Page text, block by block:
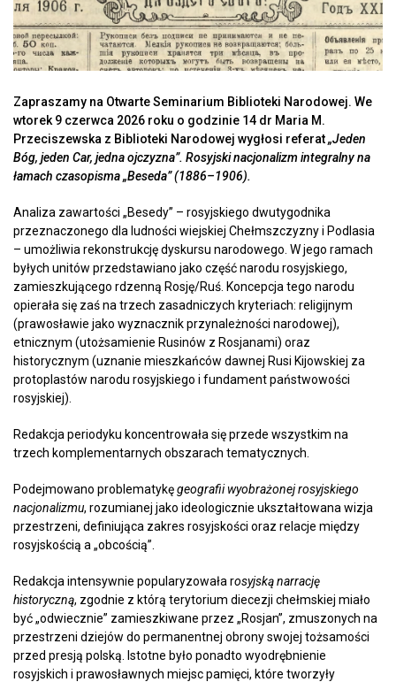
Zapraszamy na Otwarte Seminarium Biblioteki Narodowej. We
wtorek 9 czerwca 2026 roku o godzinie 14 dr Maria M.
Przeciszewska z Biblioteki Narodowej wygłosi referat„Jeden
Bóg, jeden Car, jedna ojczyzna”. Rosyjski nacjonalizm integralny na
łamach czasopisma „Beseda” (1886–1906).
Analiza zawartości „Besedy” – rosyjskiego dwutygodnika
przeznaczonego dla ludności wiejskiej Chełmszczyzny i Podlasia
– umożliwia rekonstrukcję dyskursu narodowego. W jego ramach
byłych unitów przedstawiano jako część narodu rosyjskiego,
zamieszkującego rdzenną Rosję/Ruś. Koncepcja tego narodu
opierała się zaś na trzech zasadniczych kryteriach: religijnym
(prawosławie jako wyznacznik przynależności narodowej),
etnicznym (utożsamienie Rusinów z Rosjanami) oraz
historycznym (uznanie mieszkańców dawnej Rusi Kijowskiej za
protoplastów narodu rosyjskiego i fundament państwowości
rosyjskiej).
Redakcja periodyku koncentrowała się przede wszystkim na
trzech komplementarnych obszarach tematycznych.
Podejmowano problematykęgeografii wyobrażonej rosyjskiego
nacjonalizmu, rozumianej jako ideologicznie ukształtowana wizja
przestrzeni, definiująca zakres rosyjskości oraz relacje między
rosyjskością a „obcością”.
Redakcja intensywnie popularyzowała rosyjską narrację
historyczną, zgodnie z którą terytorium diecezji chełmskiej miało
być „odwiecznie” zamieszkiwane przez „Rosjan”, zmuszonych na
przestrzeni dziejów do permanentnej obrony swojej tożsamości
przed presją polską. Istotne było ponadto wyodrębnienie
rosyjskich i prawosławnych miejsc pamięci, które tworzyły